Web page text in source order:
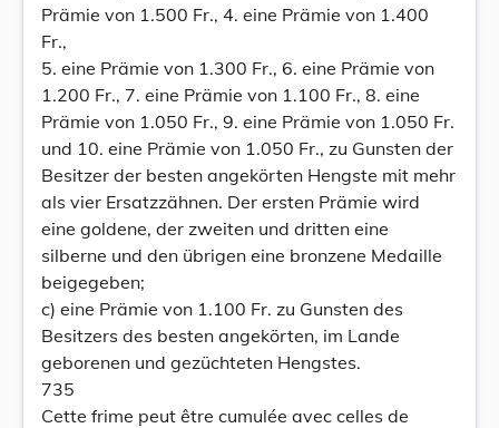
Prämie von 1.500 Fr., 4. eine Prämie von 1.400
Fr.,
5. eine Prämie von 1.300 Fr., 6. eine Prämie von
1.200 Fr., 7. eine Prämie von 1.100 Fr., 8. eine
Prämie von 1.050 Fr., 9. eine Prämie von 1.050 Fr.
und 10. eine Prämie von 1.050 Fr., zu Gunsten der
Besitzer der besten angekörten Hengste mit mehr
als vier Ersatzzähnen. Der ersten Prämie wird
eine goldene, der zweiten und dritten eine
silberne und den übrigen eine bronzene Medaille
beigegeben;
c) eine Prämie von 1.100 Fr. zu Gunsten des
Besitzers des besten angekörten, im Lande
geborenen und gezüchteten Hengstes.
735
Cette frime peut être cumulée avec celles de